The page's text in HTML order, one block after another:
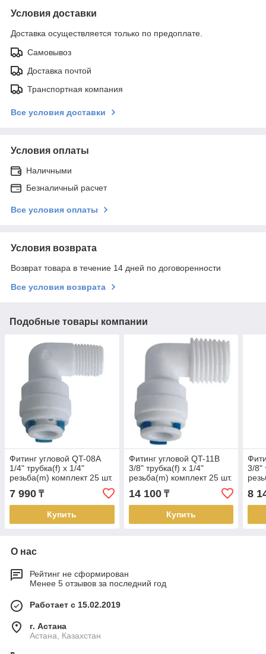
Условия доставки
Доставка осуществляется только по предоплате.
Самовывоз
Доставка почтой
Транспортная компания
Все условия доставки
Условия оплаты
Наличными
Безналичный расчет
Все условия оплаты
Условия возврата
Возврат товара в течение 14 дней по договоренности
Все условия возврата
Подобные товары компании
Фитинг угловой QT-08A
1/4" трубка(f) x 1/4"
резьба(m) комплект 25 шт.
7 990 ₸
Купить
Фитинг угловой QT-11B
3/8" трубка(f) x 1/4"
резьба(m) комплект 25 шт.
14 100₸
Купить
3/8"
8
О нас
Рейтинг не сформирован
Менее 5 отзывов за последний год
Работает с 15.02.2019
г. Астана
Астана, Казахстан